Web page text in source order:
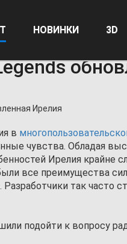
НОВИНКИ 3D
of Legends обновленная Ирелия
в
чувства. Обладая
Ирелия крайне
все преимущества
так часто
подойти к вопросу